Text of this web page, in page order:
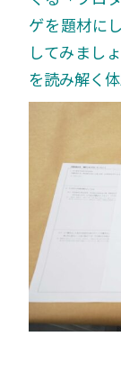
ゲを題材に
してみまし
を読み解く